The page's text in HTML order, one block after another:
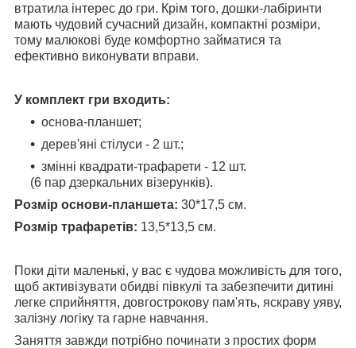
втратила інтерес до гри. Крім того, дошки-лабіринти
мають чудовий сучасний дизайн, компактні розміри,
тому малюкові буде комфортно займатися та
ефективно виконувати вправи.
У комплект гри входить:
основа-планшет;
дерев'яні стілуси - 2 шт.;
змінні квадрати-трафарети - 12 шт.
(6 пар дзеркальних візерунків).
Розмір основи-планшета: 30*17,5 см.
Розмір трафаретів: 13,5*13,5 см.
Поки діти маленькі, у вас є чудова можливість для того,
щоб активізувати обидві півкулі та забезпечити дитині
легке сприйняття, довгострокову пам'ять, яскраву уяву,
залізну логіку та гарне навчання.
Заняття завжди потрібно починати з простих форм